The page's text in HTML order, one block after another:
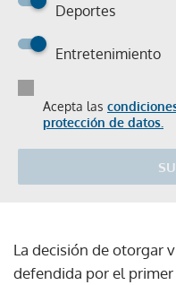
Deportes
Entretenimiento
Acepta las
protección de datos.
La decisión de otorgar
defendida por el